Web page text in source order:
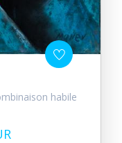
habile